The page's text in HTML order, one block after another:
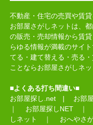
不動産・住宅の売買や賃
お部屋さがしネットは、
の販売・売却情報から賃
らゆる情報が満載のサイ
てる・建て替える・売る
ことならお部屋さがしネ
■よくある打ち間違い■
お部屋探し.net | お部
｜ お部屋探しNET ｜
しネット
｜ おへやさ